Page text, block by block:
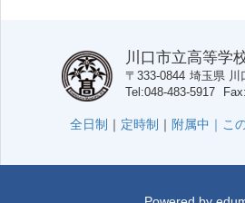
川口市立高等学
〒333-0844 埼玉県 川
Tel 048-483-5917 Fax
全日制 ｜ 定時制 ｜ 附属中｜ こ